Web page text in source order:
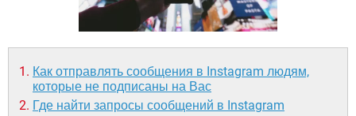
Как отправлять сообщения в Instagram людям,
которые не подписаны на Вас
Где найти запросы сообщений в Instagram